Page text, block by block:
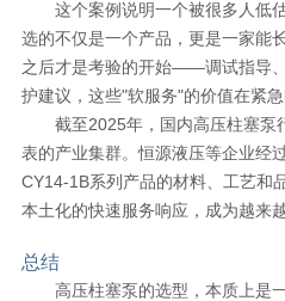
这个案例说明一个被很多人低
选的不仅是一个产品，更是一家能
之后才是考验的开始——调试指导
护建议，这些"软服务"的价值在紧
截至2025年，国内高压柱塞泵
表的产业集群。恒源液压等企业经
CY14-1B系列产品的材料、工艺和
本土化的快速服务响应，成为越来
总结
高压柱塞泵的选型，本质上是